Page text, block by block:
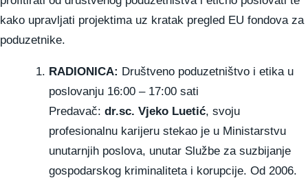
kako upravljati projektima uz kratak pregled EU fondova za
poduzetnike.
RADIONICA: Društveno poduzetništvo i etika u
poslovanju 16:00 – 17:00 sati
Predavač:dr.sc. Vjeko Luetić, svoju
profesionalnu karijeru stekao je u Ministarstvu
unutarnjih poslova, unutar Službe za suzbijanje
gospodarskog kriminaliteta i korupcije. Od 2006.